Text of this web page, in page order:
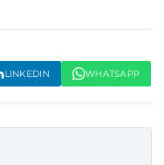
LINKEDIN WHATSAPP